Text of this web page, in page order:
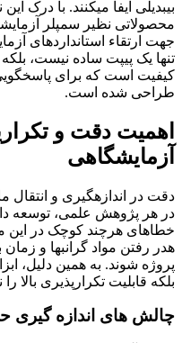
محصولاتی نظیر سمپلر
جهت ارتقاء استانداردهای
کیفیت است که برای پاسخگویی
طراحی شده است.
اهمیت دقت و
آزمایشگاهی
دقت در اندازهگیری و انتقال
در هر پژوهش علمی، توسعه
خطاهای هرچند کوچک در این
هدر رفتن مواد گرانبها و
پروژه شوند. به همین دلیل،
بلکه قابلیت تکرارپذیری بالا
چالش های اندازه گیری